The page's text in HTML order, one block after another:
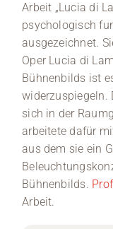
Arbeit „Lucia di
psychologisch
ausgezeichnet.
Oper Lucia di
Bühnenbilds ist
widerzuspiegeln.
sich in der
arbeitete dafür
aus dem sie ein
Bühnenbilds.
Arbeit.